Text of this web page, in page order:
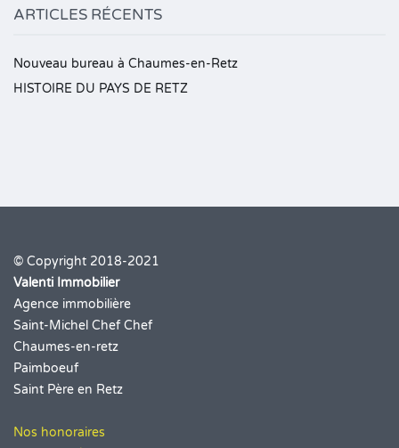
ARTICLES RÉCENTS
Nouveau bureau à Chaumes-en-Retz
HISTOIRE DU PAYS DE RETZ
© Copyright 2018-2021
Valenti Immobilier
Agence immobilière
Saint-Michel Chef Chef
Chaumes-en-retz
Paimboeuf
Saint Père en Retz
Nos honoraires